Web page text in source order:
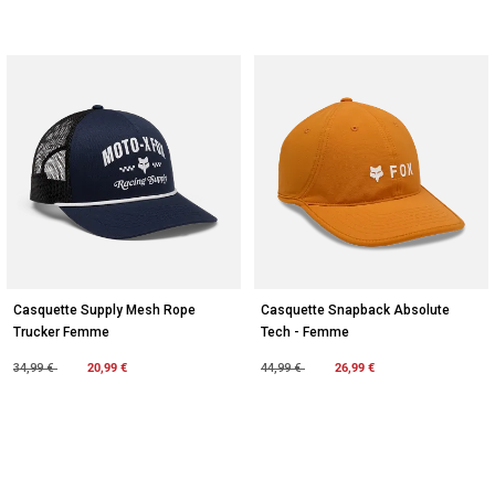
Casquette Supply Mesh Rope
Trucker Femme
Price reduced from
34,99 €to 20,99 €
Casquette Snapback Absolute
Tech - Femme
Price reduced from
44,99 €to 26,99 €